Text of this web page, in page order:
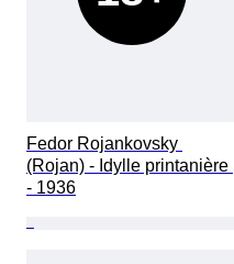
Fedor Rojankovsky
(Rojan) - Idylle printanière
- 1936